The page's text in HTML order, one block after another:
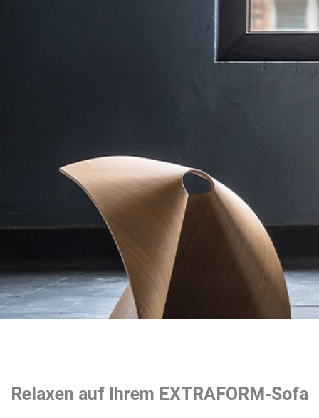
Relaxen auf Ihrem EXTRAFORM-Sofa